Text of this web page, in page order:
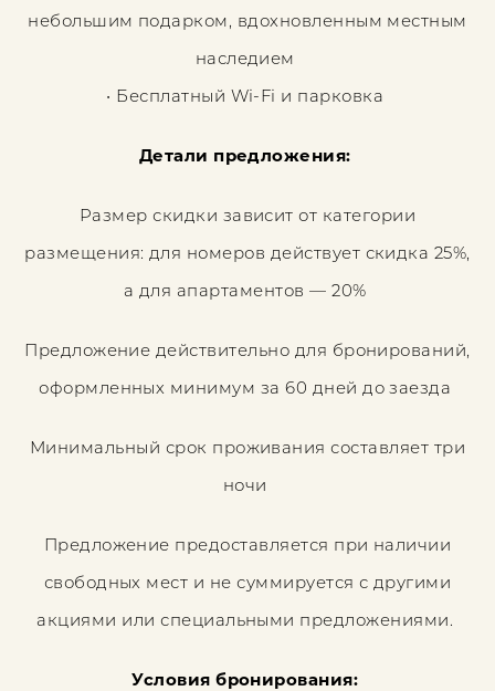
небольшим подарком, вдохновленным местным
наследием
• Бесплатный Wi-Fi и парковка
Детали предложения:
Размер скидки зависит от категории
размещения: для номеров действует скидка 25%,
а для апартаментов — 20%
Предложение действительно для бронирований,
оформленных минимум за 60 дней до заезда
Минимальный срок проживания составляет три
ночи
Предложение предоставляется при наличии
свободных мест и не суммируется с другими
акциями или специальными предложениями.
Условия бронирования: